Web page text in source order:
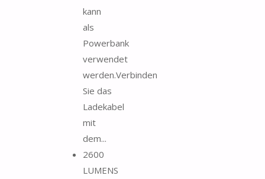
kann
als
Powerbank
verwendet
werden.Verbinden
Sie das
Ladekabel
mit
dem...
2600
LUMENS